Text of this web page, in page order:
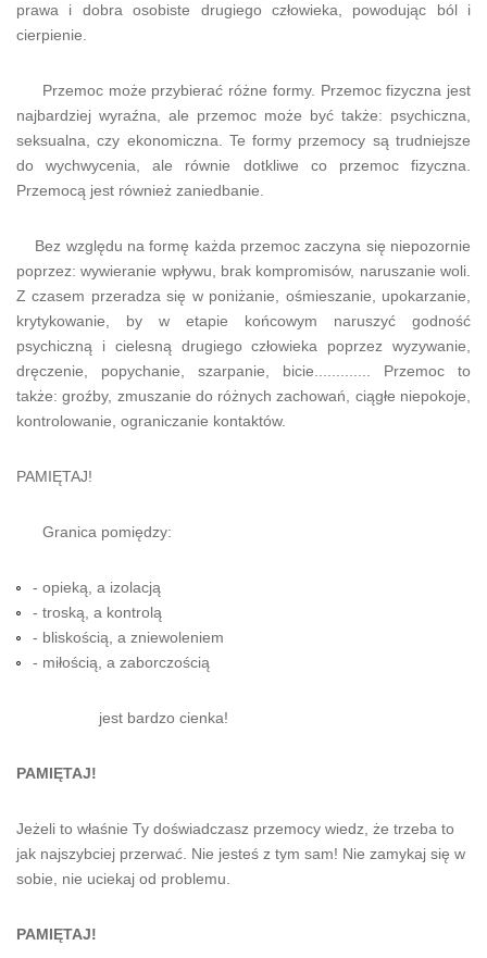
prawa i dobra osobiste drugiego człowieka, powodując ból i
cierpienie.
Przemoc może przybierać różne formy. Przemoc fizyczna jest
najbardziej wyraźna, ale przemoc może być także: psychiczna,
seksualna, czy ekonomiczna. Te formy przemocy są trudniejsze
do wychwycenia, ale równie dotkliwe co przemoc fizyczna.
Przemocą jest również zaniedbanie.
Bez względu na formę każda przemoc zaczyna się niepozornie
poprzez: wywieranie wpływu, brak kompromisów, naruszanie woli.
Z czasem przeradza się w poniżanie, ośmieszanie, upokarzanie,
krytykowanie, by w etapie końcowym naruszyć godność
psychiczną i cielesną drugiego człowieka poprzez wyzywanie,
dręczenie, popychanie, szarpanie, bicie............. Przemoc to
także: groźby, zmuszanie do różnych zachowań, ciągłe niepokoje,
kontrolowanie, ograniczanie kontaktów.
PAMIĘTAJ!
Granica pomiędzy:
- opieką, a izolacją
- troską, a kontrolą
- bliskością, a zniewoleniem
- miłością, a zaborczością
jest bardzo cienka!
PAMIĘTAJ!
Jeżeli to właśnie Ty doświadczasz przemocy wiedz, że trzeba to
jak najszybciej przerwać. Nie jesteś z tym sam! Nie zamykaj się w
sobie, nie uciekaj od problemu.
PAMIĘTAJ!